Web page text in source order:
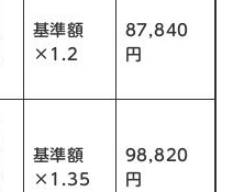
基準額
×1.2
87,840
円
基準額
×1.35
98,820
円